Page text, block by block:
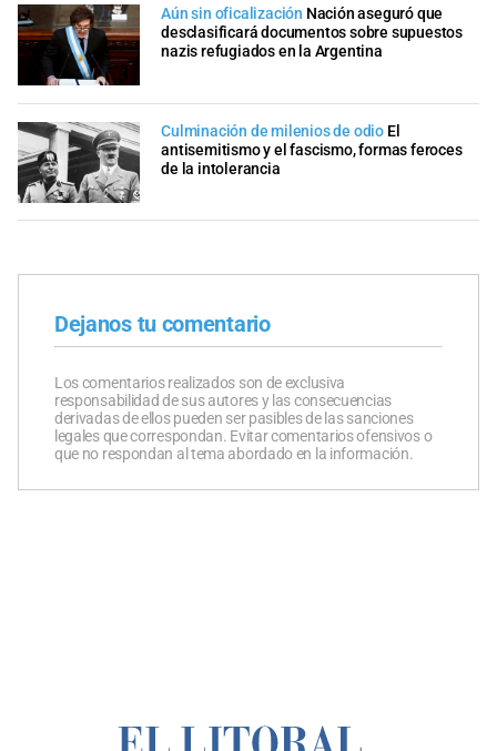
Aún sin oficalización Nación aseguró que
desclasificará documentos sobre supuestos
nazis refugiados en la Argentina
Culminación de milenios de odio El
antisemitismo y el fascismo, formas feroces
de la intolerancia
Dejanos tu comentario
Los comentarios realizados son de exclusiva
responsabilidad de sus autores y las consecuencias
derivadas de ellos pueden ser pasibles de las sanciones
legales que correspondan. Evitar comentarios ofensivos o
que no respondan al tema abordado en la información.